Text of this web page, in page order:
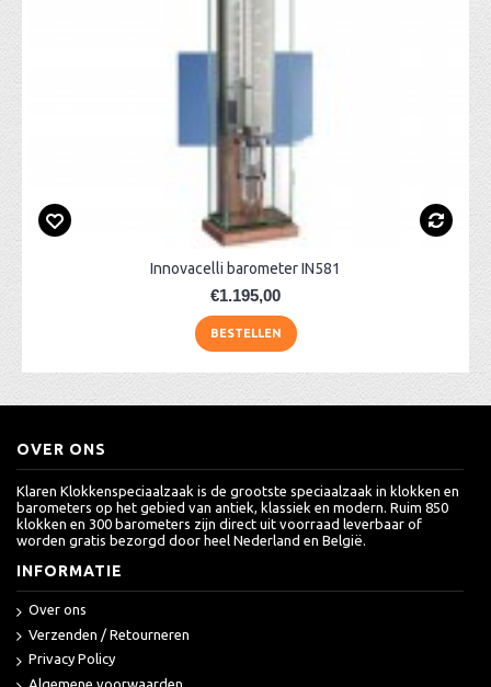
Innovacelli barometer IN581
€1.195,00
BESTELLEN
OVER ONS
Klaren Klokkenspeciaalzaak is de grootste speciaalzaak in klokken en
barometers op het gebied van antiek, klassiek en modern. Ruim 850
klokken en 300 barometers zijn direct uit voorraad leverbaar of
worden gratis bezorgd door heel Nederland en België.
INFORMATIE
Over ons
Verzenden / Retourneren
Privacy Policy
Algemene voorwaarden